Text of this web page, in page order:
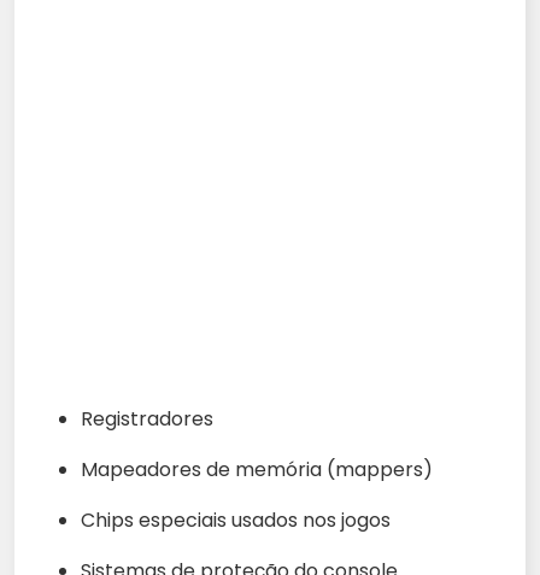
Registradores
Mapeadores de memória (mappers)
Chips especiais usados nos jogos